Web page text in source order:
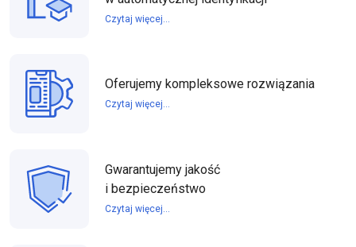
Czytaj więcej...
Oferujemy kompleksowe rozwiązania
Czytaj więcej...
Gwarantujemy jakość
i bezpieczeństwo
Czytaj więcej...